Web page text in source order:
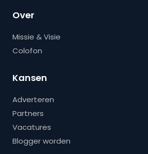
Over
Missie & Visie
Colofon
Kansen
Adverteren
Partners
Vacatures
Blogger worden